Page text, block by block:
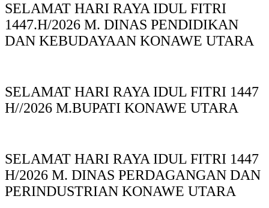
SELAMAT HARI RAYA IDUL FITRI
1447.H/2026 M. DINAS PENDIDIKAN
DAN KEBUDAYAAN KONAWE UTARA
SELAMAT HARI RAYA IDUL FITRI 1447
H//2026 M.BUPATI KONAWE UTARA
SELAMAT HARI RAYA IDUL FITRI 1447
H/2026 M. DINAS PERDAGANGAN DAN
PERINDUSTRIAN KONAWE UTARA